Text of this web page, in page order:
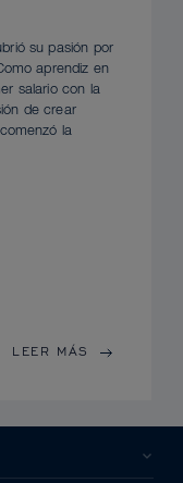
su pasión por
aprendiz en
salario con la
de crear
la
LEER MÁS